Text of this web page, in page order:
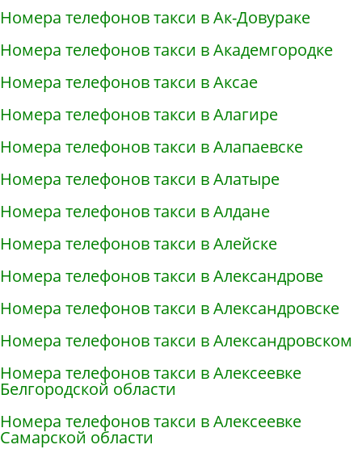
Номера телефонов такси в Ак-Довураке
Номера телефонов такси в Академгородке
Номера телефонов такси в Аксае
Номера телефонов такси в Алагире
Номера телефонов такси в Алапаевске
Номера телефонов такси в Алатыре
Номера телефонов такси в Алдане
Номера телефонов такси в Алейске
Номера телефонов такси в Александрове
Номера телефонов такси в Александровске
Номера телефонов такси в Александровском
Номера телефонов такси в Алексеевке
Белгородской области
Номера телефонов такси в Алексеевке
Самарской области